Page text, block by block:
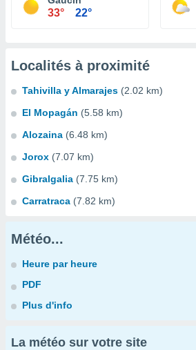
33° 22°
Localités à proximité
Tahivilla y Almarajes (2.02 km)
El Mopagán (5.58 km)
Alozaina (6.48 km)
Jorox (7.07 km)
Gibralgalia (7.75 km)
Carratraca (7.82 km)
Météo...
Heure par heure
PDF
Plus d'info
La météo sur votre site